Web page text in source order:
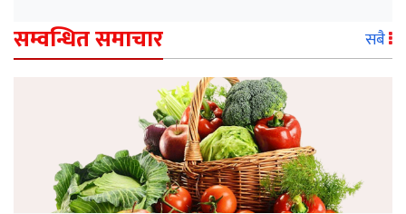
सम्वन्धित समाचार सबै